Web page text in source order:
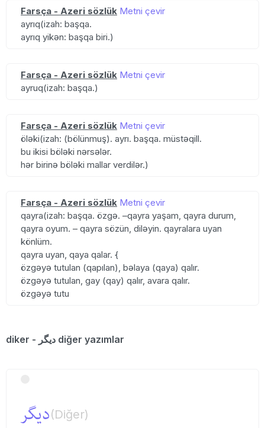
Farsça - Azeri sözlük Metni çevir
ayrıq(izah: başqa.
ayrıq yikən: başqa biri.)
Farsça - Azeri sözlük Metni çevir
ayruq(izah: başqa.)
Farsça - Azeri sözlük Metni çevir
öləki(izah: (bölünmuş). ayrı. başqa. müstəqill.
bu ikisi böləki nərsələr.
hər birinə böləki mallar verdilər.)
Farsça - Azeri sözlük Metni çevir
qayra(izah: başqa. özgə. –qayra yaşam, qayra durum,
qayra oyum. – qayra sözün, diləyin. qayralara uyan
könlüm.
qayra uyan, qaya qalar. {
özgəyə tutulan (qapılan), bəlaya (qaya) qalır.
özgəyə tutulan, gay (qay) qalır, avara qalır.
özgəyə tutu
diker - دیگر diğer yazımlar
دیگر(Diğer)